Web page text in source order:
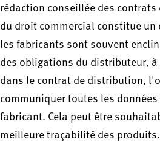
rédaction conseillée des
du droit commercial constitue un
les fabricants sont souvent
des obligations du distributeur, à
dans le contrat de distribution,
communiquer toutes les
fabricant. Cela peut être
meilleure traçabilité des